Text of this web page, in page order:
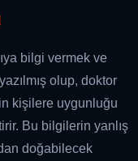
bilgi vermek ve
olup, doktor
kişilere uygunluğu
Bu bilgilerin yanlış
doğabilecek